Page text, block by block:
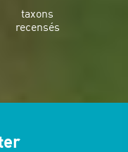
taxons
recensés